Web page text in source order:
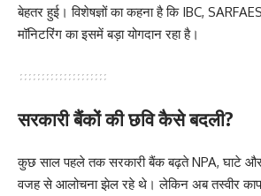
बेहतर हुई। विशेषज्ञों का कहना है कि IBC,
मॉनिटरिंग का इसमें बड़ा योगदान रहा है।
सरकारी बैंकों की छवि कैसे बदली?
कुछ साल पहले तक सरकारी बैंक बढ़ते NPA, घाटे और
वजह से आलोचना झेल रहे थे। लेकिन अब तस्वीर